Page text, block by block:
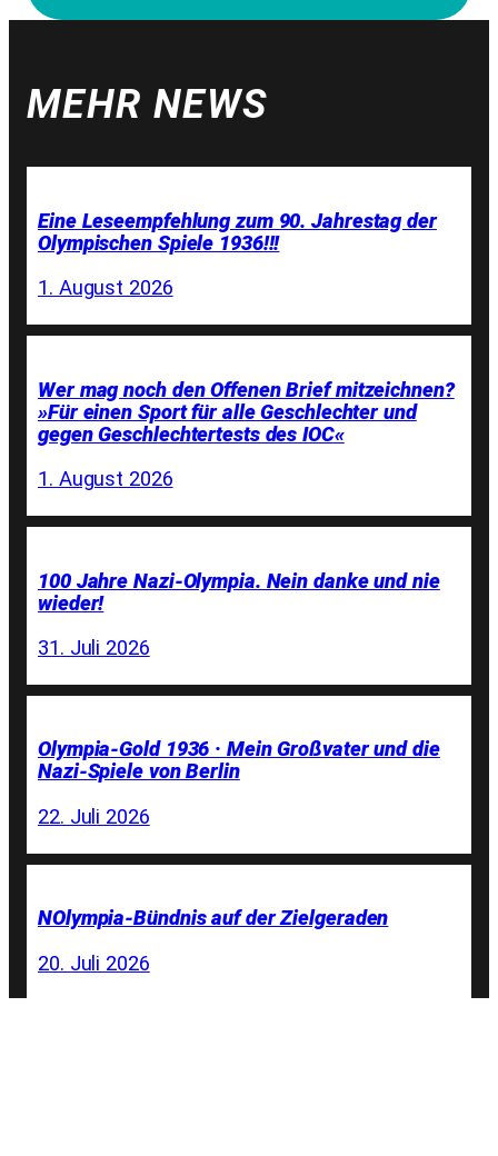
MEHR NEWS
Eine Leseempfehlung zum 90. Jahrestag der
Olympischen Spiele 1936!!!
1. August 2026
Wer mag noch den Offenen Brief mitzeichnen?
»Für einen Sport für alle Geschlechter und
gegen Geschlechtertests des IOC«
1. August 2026
100 Jahre Nazi-Olympia. Nein danke und nie
wieder!
31. Juli 2026
Olympia-Gold 1936 · Mein Großvater und die
Nazi-Spiele von Berlin
22. Juli 2026
NOlympia-Bündnis auf der Zielgeraden
20. Juli 2026